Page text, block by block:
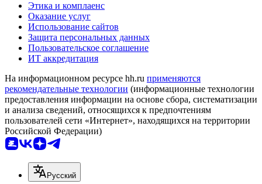
Этика и комплаенс
Оказание услуг
Использование сайтов
Защита персональных данных
Пользовательское соглашение
ИТ аккредитация
На информационном ресурсе hh.ru применяются
рекомендательные технологии (информационные технологии
предоставления информации на основе сбора, систематизации
и анализа сведений, относящихся к предпочтениям
пользователей сети «Интернет», находящихся на территории
Российской Федерации)
Русский